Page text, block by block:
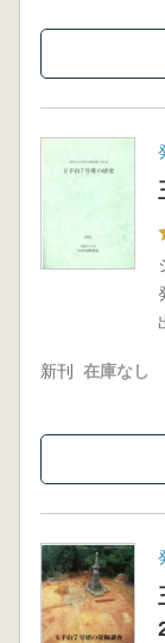
新刊 在庫なし